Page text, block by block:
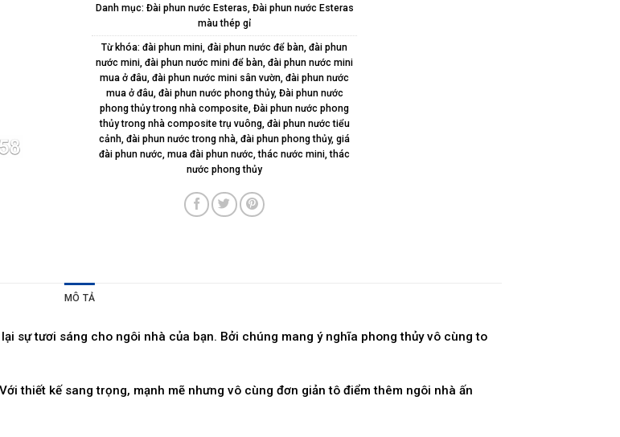
Danh mục: Đài phun nước Esteras, Đài phun nước Esteras
màu thép gỉ
Từ khóa: đài phun mini, đài phun nước để bàn, đài phun
nước mini, đài phun nước mini để bàn, đài phun nước mini
mua ở đâu, đài phun nước mini sân vườn, đài phun nước
mua ở đâu, đài phun nước phong thủy, Đài phun nước
phong thủy trong nhà composite, Đài phun nước phong
thủy trong nhà composite trụ vuông, đài phun nước tiểu
cảnh, đài phun nước trong nhà, đài phun phong thủy, giá
đài phun nước, mua đài phun nước,thác nước mini,thác
nước phong thủy
MÔ TẢ
sự tươi sáng cho ngôi nhà của bạn. Bởi chúng mang ý nghĩa phong thủy vô cùng to
thiết kế sang trọng, mạnh mẽ nhưng vô cùng đơn giản tô điểm thêm ngôi nhà ấn